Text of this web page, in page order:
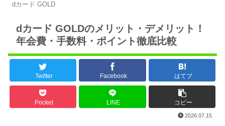
dカード GOLD
dカード GOLDのメリット・デメリット！
年会費・手数料・ポイント徹底比較
Twitter Facebook はてブ
Pocket LINE コピー
2026.07.15